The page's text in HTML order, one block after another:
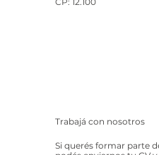
Trabajá con nosotros
Si querés formar parte